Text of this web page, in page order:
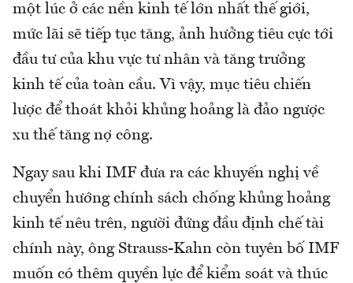
một lúc ở các nền kinh tế lớn nhất thế giới,
mức lãi sẽ tiếp tục tăng, ảnh hưởng tiêu cực tới
đầu tư của khu vực tư nhân và tăng trưởng
kinh tế của toàn cầu. Vì vậy, mục tiêu chiến
lược để thoát khỏi khủng hoảng là đảo ngược
xu thế tăng nợ công.
Ngay sau khi IMF đưa ra các khuyến nghị về
chuyển hướng chính sách chống khủng hoảng
kinh tế nêu trên, người đứng đầu định chế tài
chính này, ông Strauss-Kahn còn tuyên bố IMF
muốn có thêm quyền lực để kiểm soát và thúc